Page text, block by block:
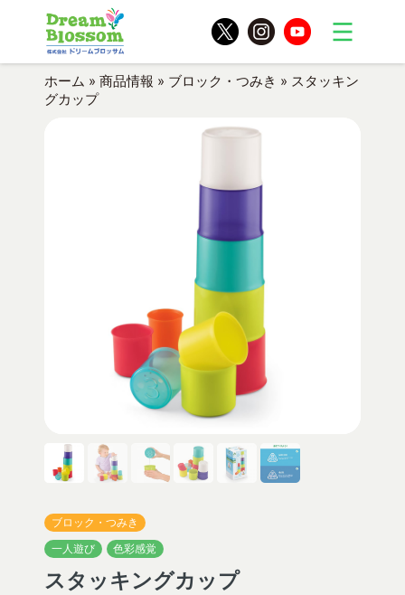
ホーム » 商品情報 » ブロック・つみき » スタッキン
グカップ
ブロック・つみき
一人遊び
色彩感覚
スタッキングカップ